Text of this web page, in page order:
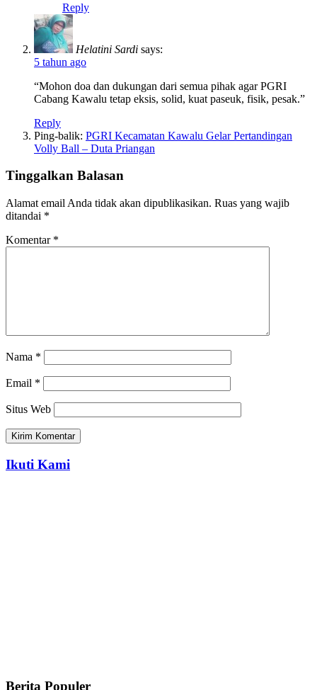
Reply
Helatini Sardi says:
5 tahun ago
“Mohon doa dan dukungan dari semua pihak agar PGRI
Cabang Kawalu tetap eksis, solid, kuat paseuk, fisik, pesak.”
Reply
Ping-balik: PGRI Kecamatan Kawalu Gelar Pertandingan
Volly Ball – Duta Priangan
Tinggalkan Balasan
Alamat email Anda tidak akan dipublikasikan. Ruas yang wajib
ditandai *
Komentar *
Nama *
Email *
Situs Web
Ikuti Kami
Berita Populer